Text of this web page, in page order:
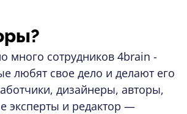
много сотрудников 4brain -
любят свое дело и делают его
дизайнеры, авторы,
эксперты и редактор —